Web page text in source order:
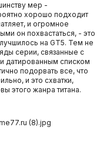
мер -
хорошо подходит
и огромное
он похвастаться, - это
на GT5. Тем не
серии, связанные с
датированным списком
подорвать все, что
и это схватки,
этого жанра титана.